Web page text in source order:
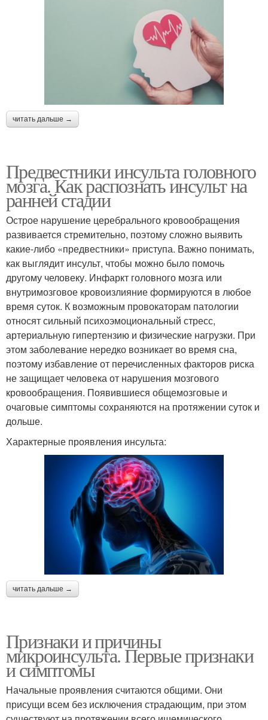
читать дальше →
Предвестники инсульта головного
мозга. Как распознать инсульт на
ранней стадии
Острое нарушение церебрального кровообращения
развивается стремительно, поэтому сложно выявить
какие-либо «предвестники» приступа. Важно понимать,
как выглядит инсульт, чтобы можно было помочь
другому человеку. Инфаркт головного мозга или
внутримозговое кровоизлияние формируются в любое
время суток. К возможным провокаторам патологии
относят сильный психоэмоциональный стресс,
артериальную гипертензию и физические нагрузки. При
этом заболевание нередко возникает во время сна,
поэтому избавление от перечисленных факторов риска
не защищает человека от нарушения мозгового
кровообращения. Появившиеся общемозговые и
очаговые симптомы сохраняются на протяжении суток и
дольше.
Характерные проявления инсульта:
читать дальше →
Признаки и причины
микроинсульта. Первые признаки
и симптомы
Начальные проявления считаются общими. Они
присущи всем без исключения страдающим, при этом